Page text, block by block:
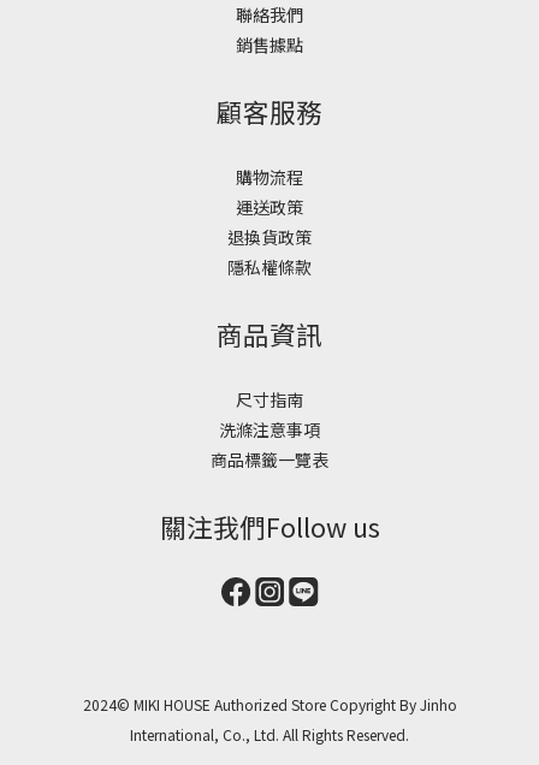
聯絡我們
銷售據點
顧客服務
購物流程
運送政策
退換貨政策
隱私權條款
商品資訊
尺寸指南
洗滌注意事項
商品標籤一覽表
關注我們Follow us
2024© MIKI HOUSE Authorized Store Copyright By Jinho
International, Co., Ltd. All Rights Reserved.